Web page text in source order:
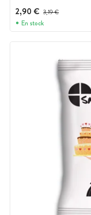
2,90 € Prix avant réduction :
3,19 €
En stock